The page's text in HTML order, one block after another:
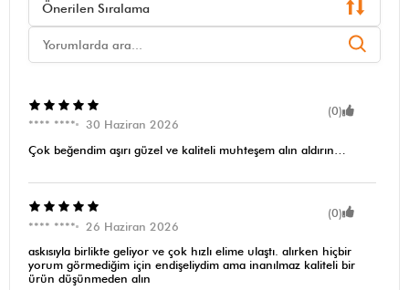
Önerilen Sıralama
(0)
**** ****
30 Haziran 2026
Çok beğendim aşırı güzel ve kaliteli muhteşem alın aldırın…
(0)
**** ****
26 Haziran 2026
askısıyla birlikte geliyor ve çok hızlı elime ulaştı. alırken hiçbir
yorum görmediğim için endişeliydim ama inanılmaz kaliteli bir
ürün düşünmeden alın